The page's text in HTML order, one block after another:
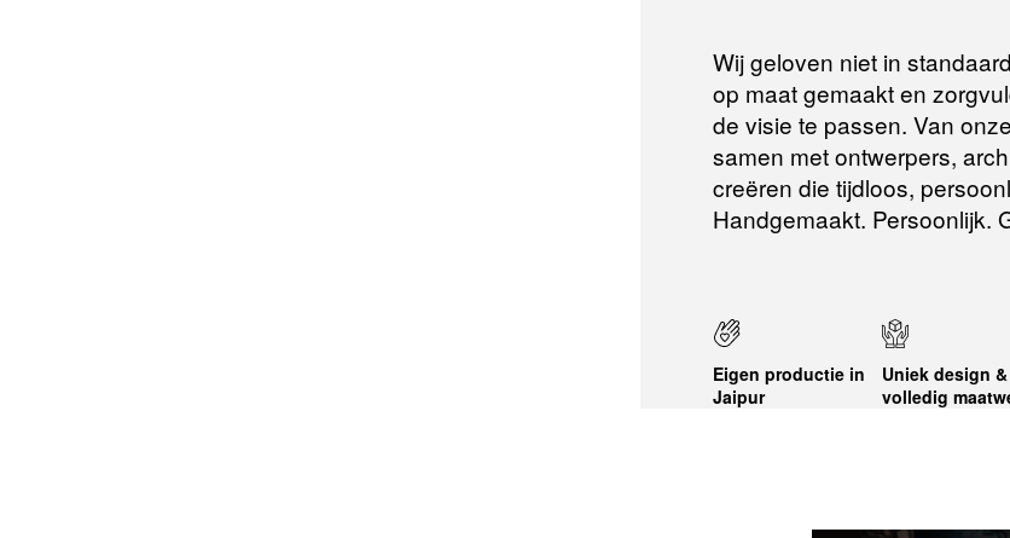
Wij geloven niet in
op maat gemaakt en
de visie te passen. Van
samen met ontwerpers,
creëren die tijdloos,
Handgemaakt. Persoonlijk.
Eigen productie in
Jaipur
Uniek design &
volledig